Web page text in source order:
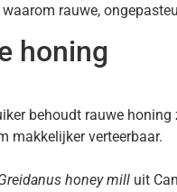
rauwe,
honing
behoudt rauwe
makkelijker verteerbaar.
honey mill uit